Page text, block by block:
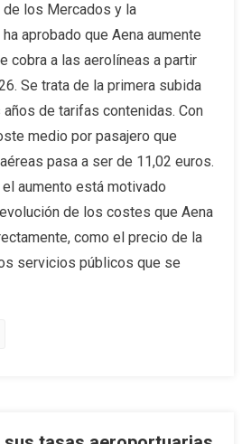
de los Mercados y la
aprobado que Aena aumente
cobra a las aerolíneas a partir
Se trata de la primera subida
de tarifas contenidas. Con
medio por pasajero que
pasa a ser de 11,02 euros.
aumento está motivado
de los costes que Aena
como el precio de la
servicios públicos que se